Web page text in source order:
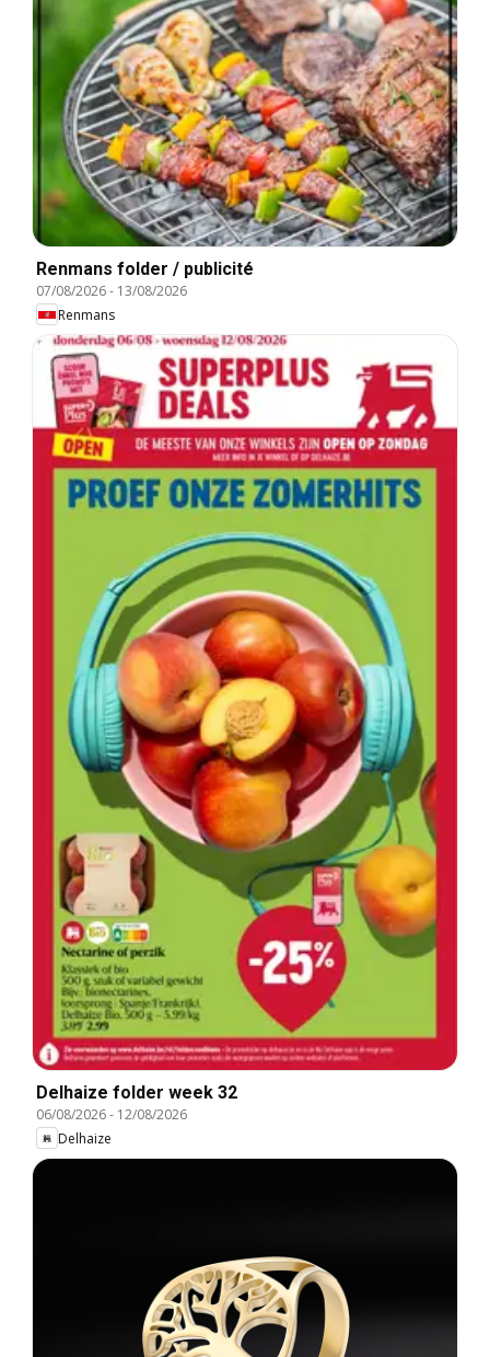
Renmans folder / publicité
07/08/2026- 13/08/2026
Renmans
Delhaize folder week 32
06/08/2026- 12/08/2026
Delhaize